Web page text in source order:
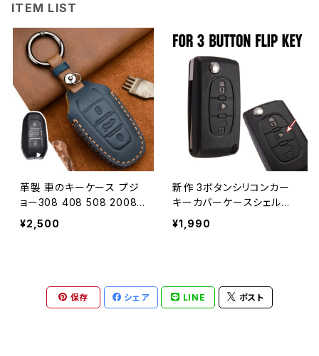
ITEM LIST
革製 車のキーケース プジ
ョー308 408 508 2008 3
008 4008 5008 シトロエ
ンC4 C4L C6 C3-XR アク
¥2,500
新作 3ボタンシリコンカー
キーカバーケースシェルス
キンプロテクト シトロエンC
2C3C4ピコクサラC5C6C8
¥1,990
保存 シェア LINE ポスト